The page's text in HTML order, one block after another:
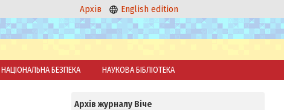
Архів English edition
НАЦІОНАЛЬНА БЕЗПЕКА НАУКОВА БІБЛІОТЕКА
Архів журналу Віче